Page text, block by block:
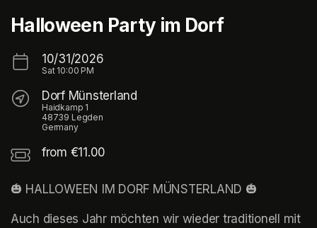
Halloween Party im Dorf
10/31/2026
Sat 10:00 PM
Dorf Münsterland
Haidkamp 1
48739 Legden
Germany
from €11.00
🎃 HALLOWEEN IM DORF MÜNSTERLAND 🎃
Auch dieses Jahr möchten wir wieder traditionell mit